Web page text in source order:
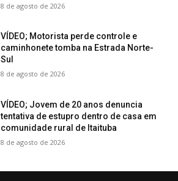
8 de agosto de 2026
VÍDEO; Motorista perde controle e
caminhonete tomba na Estrada Norte-
Sul
8 de agosto de 2026
VÍDEO; Jovem de 20 anos denuncia
tentativa de estupro dentro de casa em
comunidade rural de Itaituba
8 de agosto de 2026